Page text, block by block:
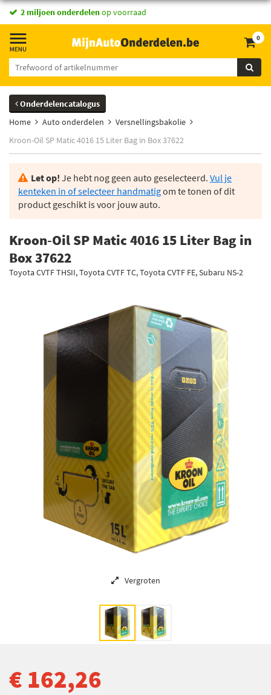
2 miljoen onderdelenop voorraad
0
Onderdelencatalogus
Home
Auto onderdelen
Versnellingsbakolie
Kroon-Oil SP Matic 4016 15 Liter Bag in Box 37622
Let op! Je hebt nog geen auto geselecteerd. Vul je
kenteken in of selecteer handmatigom te tonen of dit
product geschikt is voor jouw auto.
Kroon-Oil SP Matic 4016 15 Liter Bag in
Box 37622
Toyota CVTF THSII, Toyota CVTF TC, Toyota CVTF FE, Subaru NS-2
Vergroten
€ 162,26